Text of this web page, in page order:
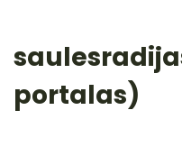
portalas)